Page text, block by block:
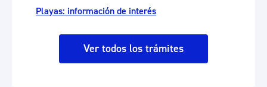
Playas: información de interés
Ver todos los trámites